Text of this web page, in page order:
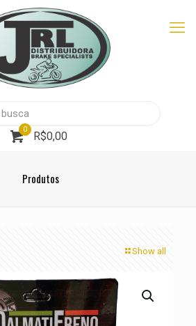
0
R$0,00
Produtos
Show all